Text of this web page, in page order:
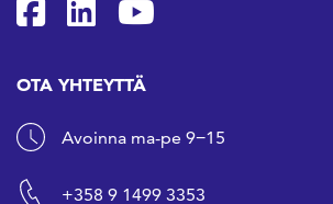
SFS Facebookissa
SFS Linkedinissä
SFS Youtubessa
OTA YHTEYTTÄ
Avoinna ma-pe 9−15
+358 9 1499 3353